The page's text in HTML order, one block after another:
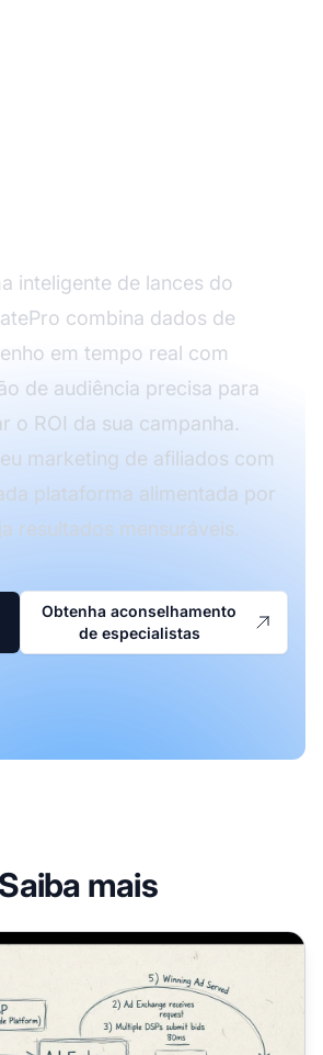
inteligente de lances do
combina dados de
em tempo real com
de audiência precisa para
o ROI da sua campanha.
marketing de afiliados com
plataforma alimentada por
resultados mensuráveis.
Obtenha aconselhamento
de especialistas
Saiba mais
Bidding é Importante? Guia